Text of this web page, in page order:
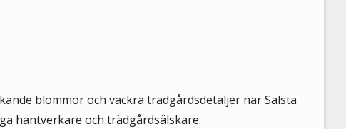
blommor och vackra trädgårdsdetaljer när Salsta
hantverkare och trädgårdsälskare.